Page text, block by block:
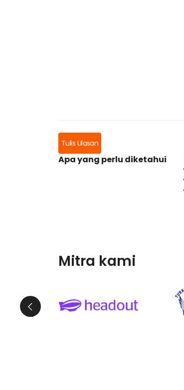
Tulis Ulasan
Apa yang perlu diketahui
Mitra kami